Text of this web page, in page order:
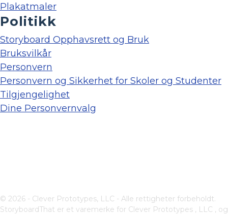
Plakatmaler
Politikk
Storyboard Opphavsrett og Bruk
Bruksvilkår
Personvern
Personvern og Sikkerhet for Skoler og Studenter
Tilgjengelighet
Dine Personvernvalg
© 2026 - Clever Prototypes, LLC - Alle rettigheter forbeholdt.
StoryboardThat er et varemerke for Clever Prototypes , LLC , og